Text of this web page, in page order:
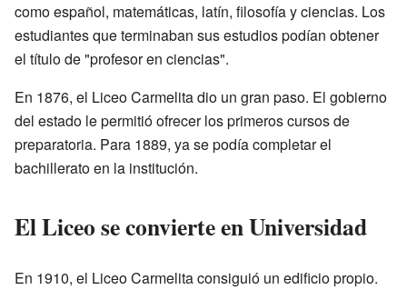
como español, matemáticas, latín, filosofía y ciencias. Los
estudiantes que terminaban sus estudios podían obtener
el título de "profesor en ciencias".
En 1876, el Liceo Carmelita dio un gran paso. El gobierno
del estado le permitió ofrecer los primeros cursos de
preparatoria. Para 1889, ya se podía completar el
bachillerato en la institución.
El Liceo se convierte en Universidad
En 1910, el Liceo Carmelita consiguió un edificio propio.